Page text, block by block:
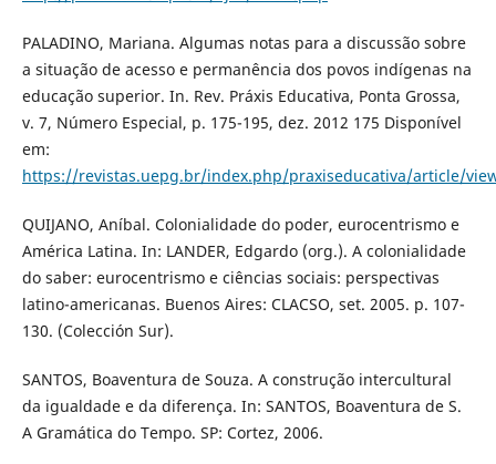
PALADINO, Mariana. Algumas notas para a discussão sobre
a situação de acesso e permanência dos povos indígenas na
educação superior. In. Rev. Práxis Educativa, Ponta Grossa,
v. 7, Número Especial, p. 175-195, dez. 2012 175 Disponível
em:
https://revistas.uepg.br/index.php/praxiseducativa/article/
QUIJANO, Aníbal. Colonialidade do poder, eurocentrismo e
América Latina. In: LANDER, Edgardo (org.). A colonialidade
do saber: eurocentrismo e ciências sociais: perspectivas
latino-americanas. Buenos Aires: CLACSO, set. 2005. p. 107-
130. (Colección Sur).
SANTOS, Boaventura de Souza. A construção intercultural
da igualdade e da diferença. In: SANTOS, Boaventura de S.
A Gramática do Tempo. SP: Cortez, 2006.